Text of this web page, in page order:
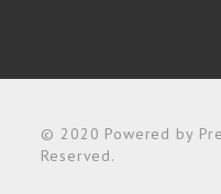
© 2020 Powered by
Reserved.